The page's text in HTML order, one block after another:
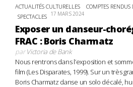
ACTUALITÉS CULTURELLES COMPTES RENDUS
SPECTACLES 17 MARS 2024
Exposer un danseur-
FRAC : Boris Charmatz
parVictoria de Bank
Nous rentrons dans l’exposition et
film (Les Disparates, 1999). Sur un très
Boris Charmatz danse un solo décalé,